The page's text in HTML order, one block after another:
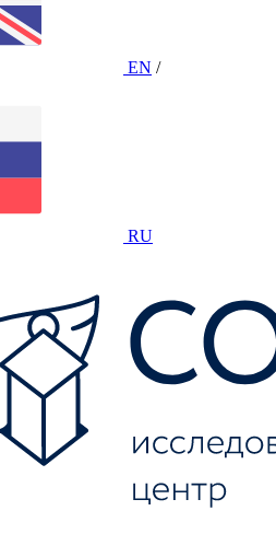
EN /
RU